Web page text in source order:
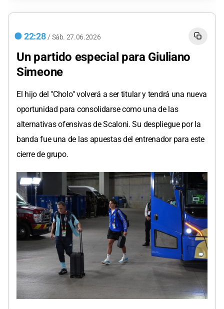
22:28 / Sáb. 27.06.2026
Un partido especial para Giuliano
Simeone
El hijo del "Cholo" volverá a ser titular y tendrá una nueva
oportunidad para consolidarse como una de las
alternativas ofensivas de Scaloni. Su despliegue por la
banda fue una de las apuestas del entrenador para este
cierre de grupo.